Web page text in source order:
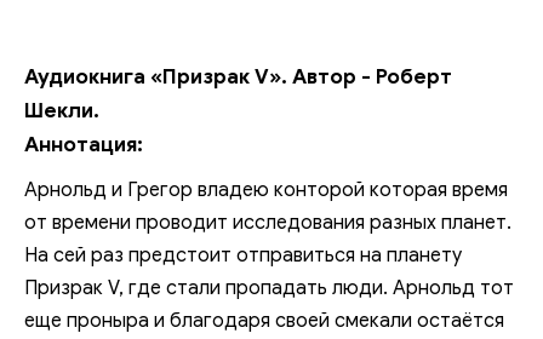
Аудиокнига «Призрак V». Автор - Роберт
Шекли.
Аннотация:
Арнольд и Грегор владею конторой которая время
от времени проводит исследования разных планет.
На сей раз предстоит отправиться на планету
Призрак V, где стали пропадать люди. Арнольд тот
еще проныра и благодаря своей смекали остаётся